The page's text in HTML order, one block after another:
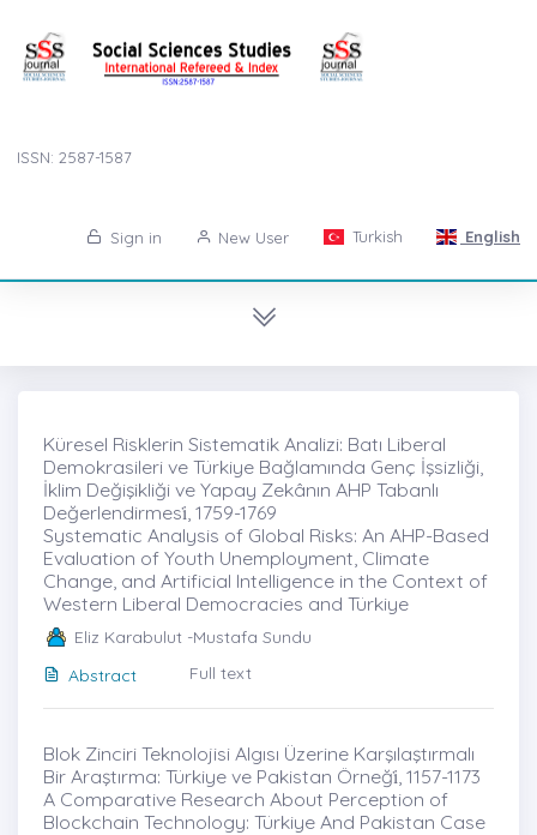
ISSN: 2587-1587
Sign in New User Turkish English
Küresel Risklerin Sistematik Analizi: Batı Liberal
Demokrasileri ve Türkiye Bağlamında Genç İşsizliği,
İklim Değişikliği ve Yapay Zekânın AHP Tabanlı
Değerlendirmesi̇, 1759-1769
Systematic Analysis of Global Risks: An AHP-Based
Evaluation of Youth Unemployment, Climate
Change, and Artificial Intelligence in the Context of
Western Liberal Democracies and Türkiye
Eliz Karabulut -Mustafa Sundu
Abstract
Full text
Blok Zinciri Teknolojisi Algısı Üzerine Karşılaştırmalı
Bir Araştırma: Türkiye ve Pakistan Örneği̇, 1157-1173
A Comparative Research About Perception of
Blockchain Technology: Türkiye And Pakistan Case